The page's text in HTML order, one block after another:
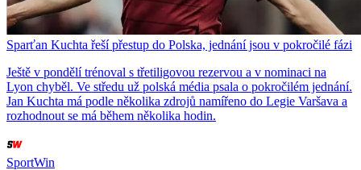
Sparťan Kuchta řeší přestup do Polska, jednání jsou v pokročilé fázi
Ještě v pondělí trénoval s třetiligovou rezervou a v nominaci na
Lyon chyběl. Ve středu už polská média psala o pokročilém jednání.
Jan Kuchta má podle několika zdrojů namířeno do Legie Varšava a
rozhodnout se má během několika hodin.
SportWin